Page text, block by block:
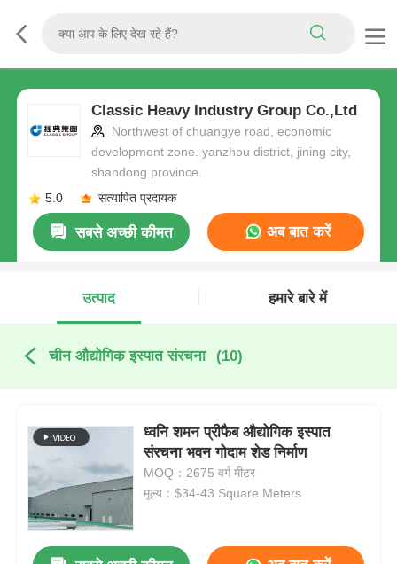
Classic Heavy Industry Group Co.,Ltd
Northwest of chuangye road, economic
development zone. yanzhou district, jining city,
shandong province.
5.0
सत्यापित प्रदायक
सबसे अच्छी कीमत अब बात करें
उत्पाद हमारे बारे में
चीन औद्योगिक इस्पात संरचना (10)
ध्वनि शमन प्रीफैब औद्योगिक इस्पात
संरचना भवन गोदाम शेड निर्माण
MOQ：2675 वर्ग मीटर
मूल्य：$34-43 Square Meters